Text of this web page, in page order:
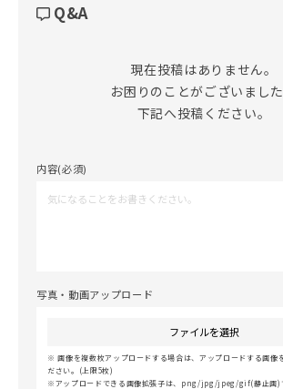
Q&A
現在投稿はありません。
お困りのことがございまし
下記へ投稿ください。
内容(必須)
写真・動画アップロード
ファイルを選択
画像を複数枚アップロードする場合は、アップロードする画像
ださい。(上限5枚)
アップロードできる画像拡張子は、png/jpg/jpeg/gif(静止画)